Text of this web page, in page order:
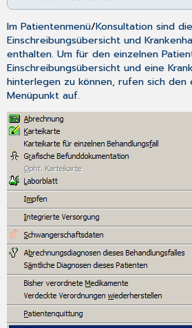
PDF
No
headers
ImPatientenmenü/Konsultation sind
Einschreibungsübersicht und
enthalten. Um für den einzelnen
Einschreibungsübersicht und eine
hinterlegen zu können, rufen sich den
Menüpunkt auf.